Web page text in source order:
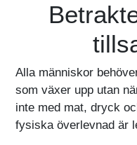
Alla människor
som växer upp utan
inte med mat, dryck
fysiska överlevnad är